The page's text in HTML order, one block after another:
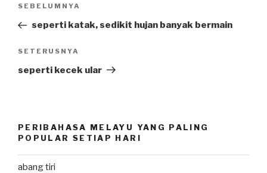
Previous
Post
SEBELUMNYA
seperti katak, sedikit hujan banyak bermain
Next
Post
SETERUSNYA
seperti kecek ular
PERIBAHASA MELAYU YANG PALING
POPULAR SETIAP HARI
abang tiri